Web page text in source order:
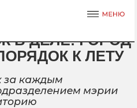
В ДЕЛЕ: ГОРОД
К ЛЕТУ
за каждым
мэрии